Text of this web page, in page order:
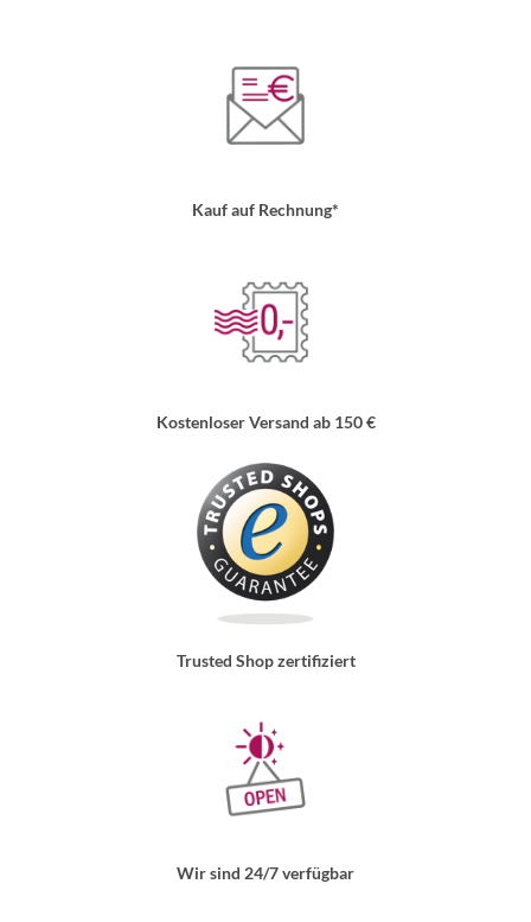
Kauf auf Rechnung*
Kostenloser Versand ab 150 €
Trusted Shop zertifiziert
Wir sind 24/7 verfügbar